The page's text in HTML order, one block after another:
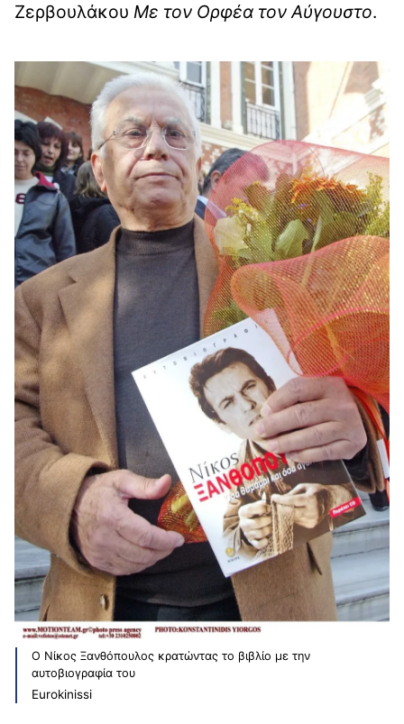
Ζερβουλάκου Με τον Ορφέα τον Αύγουστο.
O Nίκος Ξανθόπουλος κρατώντας το βιβλίο με την
αυτοβιογραφία του
Eurokinissi